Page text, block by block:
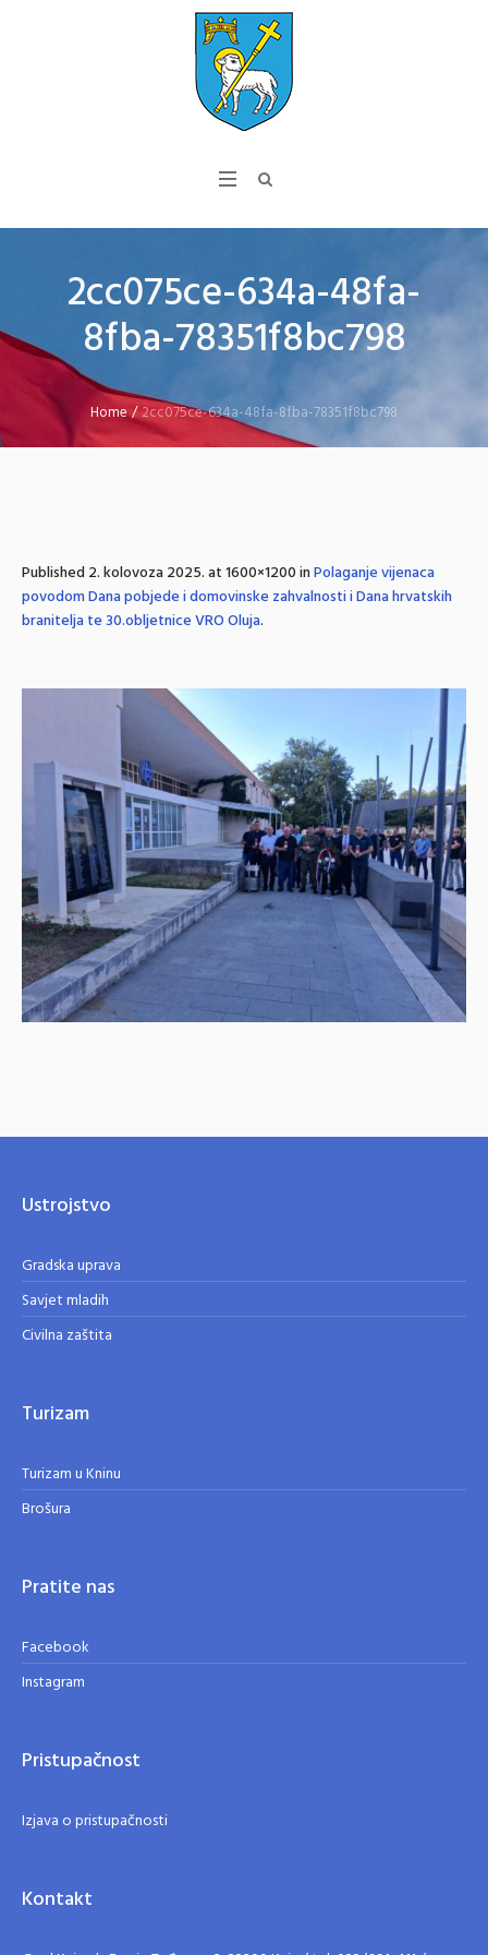
2cc075ce-634a-48fa-
8fba-78351f8bc798
Home/2cc075ce-634a-48fa-8fba-78351f8bc798
Published2. kolovoza 2025.at 1600×1200 inPolaganje vijenaca
povodom Dana pobjede i domovinske zahvalnosti i Dana hrvatskih
branitelja te 30.obljetnice VRO Oluja.
Ustrojstvo
Gradska uprava
Savjet mladih
Civilna zaštita
Turizam
Turizam u Kninu
Brošura
Pratite nas
Facebook
Instagram
Pristupačnost
Izjava o pristupačnosti
Kontakt